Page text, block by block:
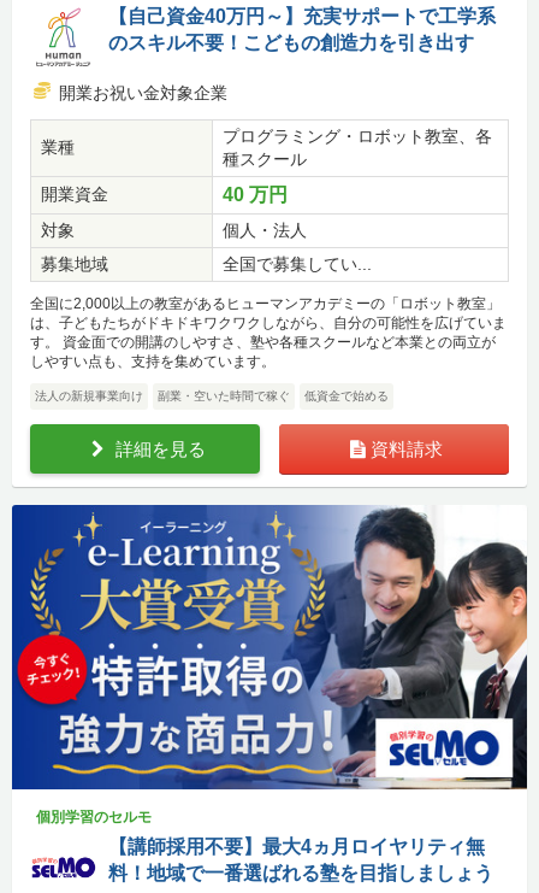
【自己資金40万円～】充実サポートで工学系
のスキル不要！こどもの創造力を引き出す
開業お祝い金対象企業
業種
プログラミング・ロボット教室、各
種スクール
開業資金
40 万円
対象
個人・法人
募集地域
全国で募集してい...
全国に2,000以上の教室があるヒューマンアカデミーの「ロボット教室」
は、子どもたちがドキドキワクワクしながら、自分の可能性を広げていま
す。 資金面での開講のしやすさ、塾や各種スクールなど本業との両立が
しやすい点も、支持を集めています。
法人の新規事業向け 副業・空いた時間で稼ぐ 低資金で始める
詳細を見る 資料請求
個別学習のセルモ
【講師採用不要】最大4ヵ月ロイヤリティ無
料！地域で一番選ばれる塾を目指しましょう